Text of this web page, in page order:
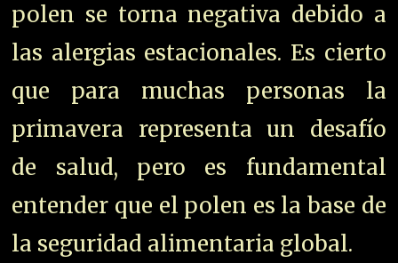
polen se torna negativa debido a
las alergias estacionales. Es cierto
que para muchas personas la
primavera representa un desafío
de salud, pero es fundamental
entender que el polen es la base de
la seguridad alimentaria global.